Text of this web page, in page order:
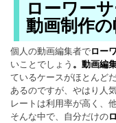
ローワー
動画制作
個人の動画編集者でロー
いことでしょう 。動画編
ているケースがほとんど
あるのですが、やはり人
レートは利用率が高く、
そんな中で、自分だけの